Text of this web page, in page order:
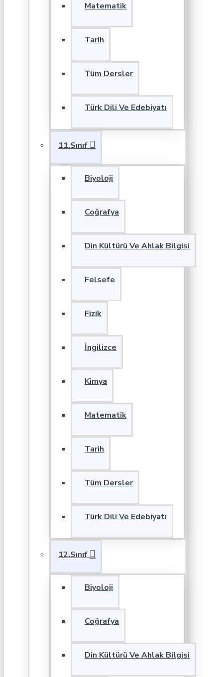
Matematik
Tarih
Tüm Dersler
Türk Dili Ve Edebiyatı
11.Sınıf
Biyoloji
Coğrafya
Din Kültürü Ve Ahlak Bilgisi
Felsefe
Fizik
İngilizce
Kimya
Matematik
Tarih
Tüm Dersler
Türk Dili Ve Edebiyatı
12.Sınıf
Biyoloji
Coğrafya
Din Kültürü Ve Ahlak Bilgisi